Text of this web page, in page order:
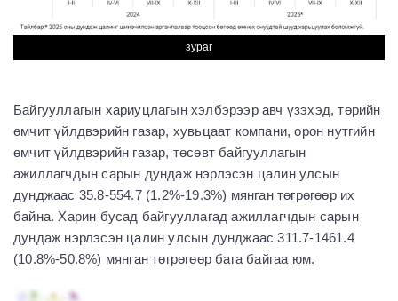
зураг
Байгууллагын хариуцлагын хэлбэрээр авч үзэхэд, төрийн
өмчит үйлдвэрийн газар, хувьцаат компани, орон нутгийн
өмчит үйлдвэрийн газар, төсөвт байгууллагын
ажиллагчдын сарын дундаж нэрлэсэн цалин улсын
дунджаас 35.8-554.7 (1.2%-19.3%) мянган төгрөгөөр их
байна. Харин бусад байгууллагад ажиллагчдын сарын
дундаж нэрлэсэн цалин улсын дунджаас 311.7-1461.4
(10.8%-50.8%) мянган төгрөгөөр бага байгаа юм.